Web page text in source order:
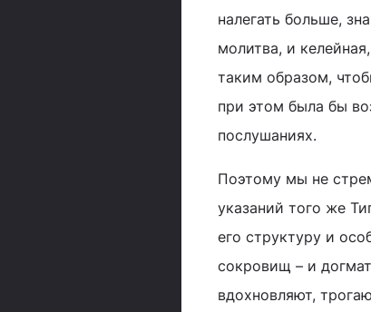
налегать больше,
молитва, и
таким образом,
при этом была бы
послушаниях.
Поэтому мы не
указаний того же
его структуру и
сокровищ – и
вдохновляют,